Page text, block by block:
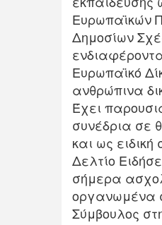
Ευρωπαϊκών
Δημοσίων
Ευρωπαϊκό
ανθρώπινα
Έχει
συνέδρια σε
και ως
Δελτίο
σήμερα
οργανωμένα
Σύμβουλος